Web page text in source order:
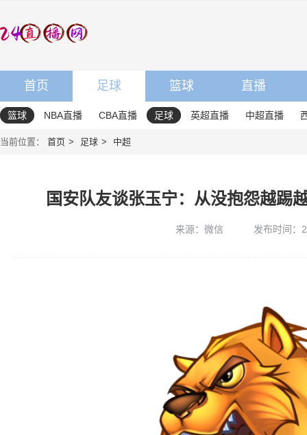
首页 足球 篮球 直播
篮球 NBA直播 CBA直播 足球 英超直播 中超直播
当前位置： 首页 足球 中超
国安队友谈张玉宁：从没抱怨越踢
来源：微信 发布时间：